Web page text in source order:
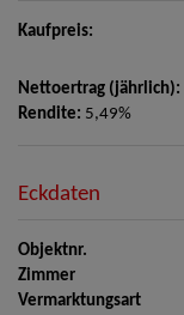
Kaufpreis:
Nettoertrag (jährlich):
Rendite: 5,49%
Eckdaten
Objektnr.
Zimmer
Vermarktungsart